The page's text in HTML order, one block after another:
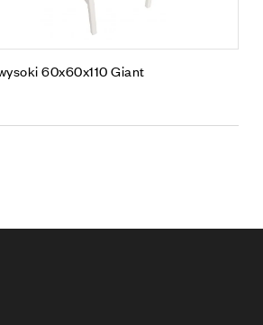
60x60x110 Giant